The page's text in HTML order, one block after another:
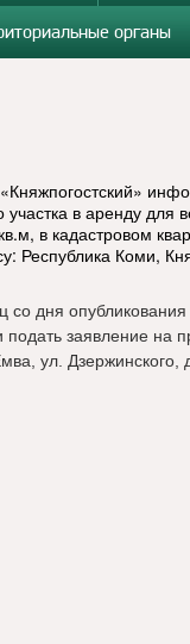
органы
в аренду для
в кадастровом
Республика Коми,
дня
заявление на
ул. Дзержинского,